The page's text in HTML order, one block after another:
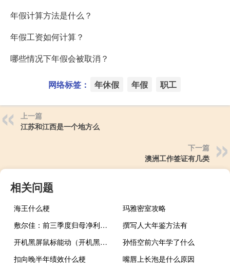
年假计算方法是什么？
年假工资如何计算？
哪些情况下年假会被取消？
网络标签： 年休假 年假 职工
上一篇
江苏和江西是一个地方么
下一篇
澳洲工作签证有几类
相关问题
海王什么梗
玛雅密室攻略
敷尔佳：前三季度归母净利润同比下滑17.33%
撰写人大年鉴方法有
开机黑屏鼠标能动（开机黑屏）
孙悟空前六年学了什么
扣向晚半年绩效什么梗
嘴唇上长泡是什么原因